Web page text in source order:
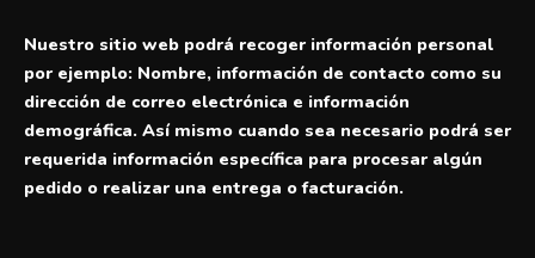
Nuestro sitio web podrá recoger información personal
por ejemplo: Nombre, información de contacto como su
dirección de correo electrónica e información
demográfica. Así mismo cuando sea necesario podrá ser
requerida información específica para procesar algún
pedido o realizar una entrega o facturación.